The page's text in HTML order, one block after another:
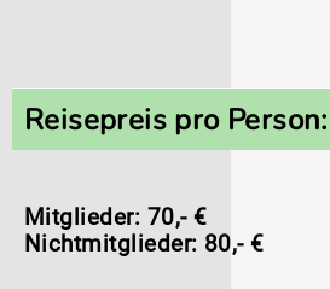
Reisepreis pro Person:
Mitglieder: 70,- €
Nichtmitglieder: 80,- €